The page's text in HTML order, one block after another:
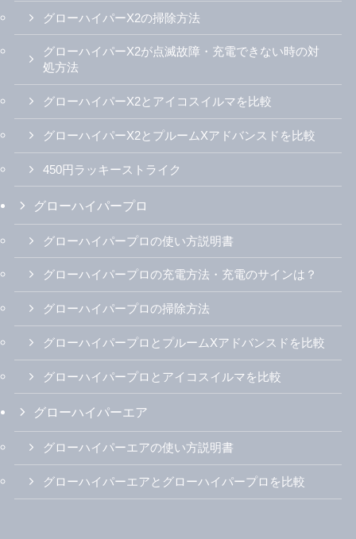
グローハイパーX2の掃除方法
グローハイパーX2が点滅故障・充電できない時の対
処方法
グローハイパーX2とアイコスイルマを比較
グローハイパーX2とプルームXアドバンスドを比較
450円ラッキーストライク
グローハイパープロ
グローハイパープロの使い方説明書
グローハイパープロの充電方法・充電のサインは？
グローハイパープロの掃除方法
グローハイパープロとプルームXアドバンスドを比較
グローハイパープロとアイコスイルマを比較
グローハイパーエア
グローハイパーエアの使い方説明書
グローハイパーエアとグローハイパープロを比較